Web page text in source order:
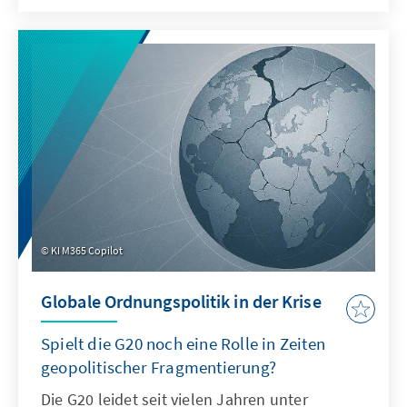
Sabotageakte Europas Verwundbarkeit, im
Südchinesischen Meer demonstriert China,
wie Recht zur Machtfrage wird. Beide Fälle
verdeutlichen: Wo das Seerecht unterwandert
wird, geraten Europas Sicherheit,
Handlungsfähigkeit und die regelbasierte
Ordnung ins Wanken.
KI M365 Copilot
Globale Ordnungspolitik in der Krise
Spielt die G20 noch eine Rolle in Zeiten
geopolitischer Fragmentierung?
Die G20 leidet seit vielen Jahren unter